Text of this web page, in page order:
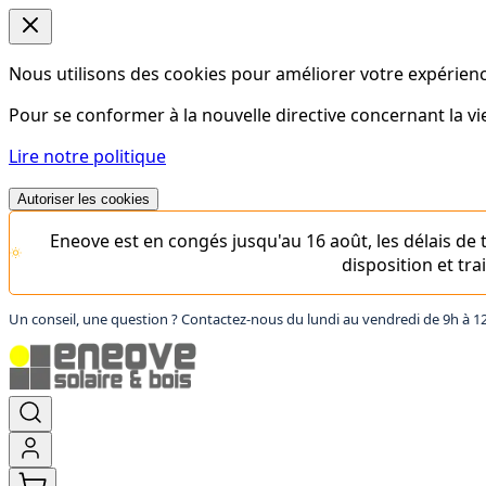
Nous utilisons des cookies pour améliorer votre
Pour se conformer à la nouvelle directive concernant la
Lire notre politique
Autoriser les cookies
Eneove est en congés jusqu'au 16 août, les délais
disposition et
Un conseil, une question ? Contactez-nous du lundi au vendredi de 9h à
Aller
contenu